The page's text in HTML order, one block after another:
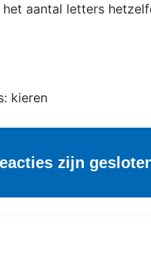
aantal letters
kieren
zijn